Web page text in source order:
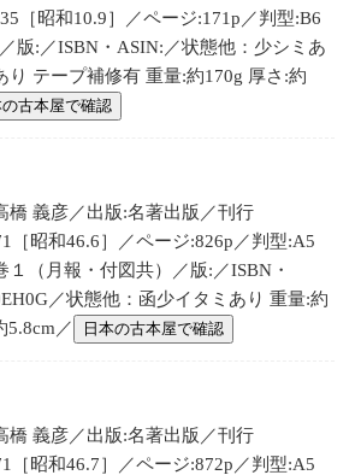
［昭和10.9］／ページ:171p／判型:B6
版:／ISBN・ASIN:／状態他：少シミあ
り テープ補修有 重量:約170g 厚さ:約
の古本屋で確認
橋 義彦／出版:名著出版／刊行
［昭和46.6］／ページ:826p／判型:A5
１（月報・付図共）／版:／ISBN・
／状態他：函少イタミあり 重量:約
5.8cm／
日本の古本屋で確認
橋 義彦／出版:名著出版／刊行
［昭和46.7］／ページ:872p／判型:A5